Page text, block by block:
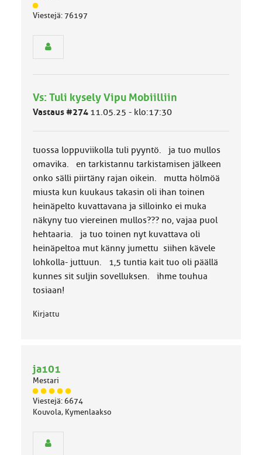
J
ä
m
ä
k
k
a
Viestejä: 76197
Vs: Tuli kysely Vipu Mobiilliin
Vastaus #274 11.05.25 - klo:17:30
tuossa loppuviikolla tuli pyyntö. ja tuo mullos
omavika. en tarkistannu tarkistamisen jälkeen
onko sälli piirtäny rajan oikein. mutta hölmöä
miusta kun kuukaus takasin oli ihan toinen
heinäpelto kuvattavana ja silloinko ei muka
näkyny tuo viereinen mullos??? no, vajaa puol
hehtaaria. ja tuo toinen nyt kuvattava oli
heinäpeltoa mut känny jumettu siihen kävele
lohkolla- juttuun. 1,5 tuntia kait tuo oli päällä
kunnes sit suljin sovelluksen. ihme touhua
tosiaan!
Kirjattu
ja101
Mestari
J
ä
s
Viestejä: 6674
Kouvola, Kymenlaakso